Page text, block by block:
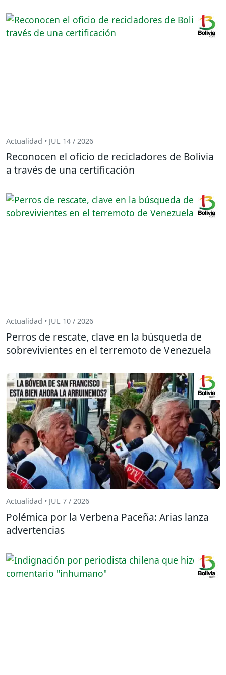
Actualidad • JUL 14 / 2026
Reconocen el oficio de recicladores de Bolivia
a través de una certificación
Actualidad • JUL 10 / 2026
Perros de rescate, clave en la búsqueda de
sobrevivientes en el terremoto de Venezuela
Actualidad • JUL 7 / 2026
Polémica por la Verbena Paceña: Arias lanza
advertencias